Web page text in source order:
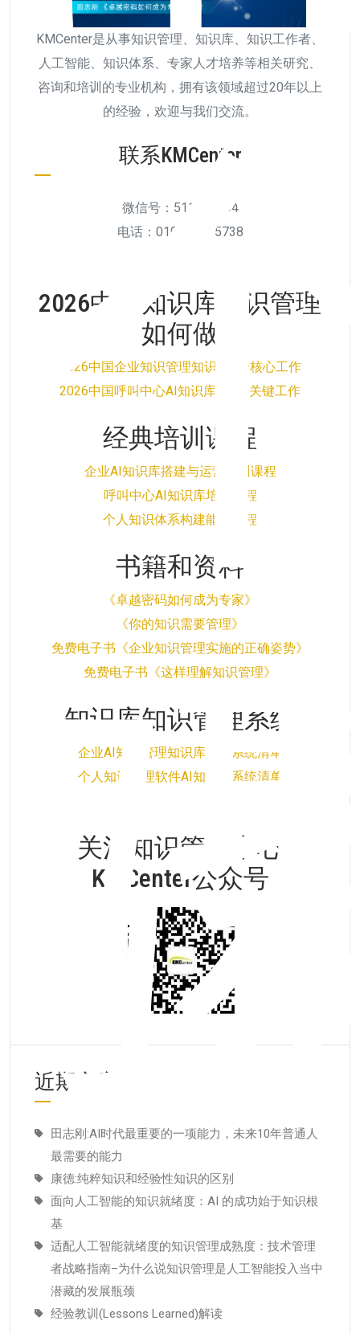
KMCenter是从事知识管理、知识库、知识工作者、
人工智能、知识体系、专家人才培养等相关研究、
咨询和培训的专业机构，拥有该领域超过20年以上
的经验，欢迎与我们交流。
联系KMCenter
微信号：511956894
电话：010-6292 5738
2026中国知识库知识管理
如何做
2026中国企业知识管理知识库5个核心工作
2026中国呼叫中心AI知识库的5个关键工作
经典培训课程
企业AI知识库搭建与运营培训课程
呼叫中心AI知识库培训课程
个人知识体系构建能力课程
书籍和资料
《卓越密码如何成为专家》
《你的知识需要管理》
免费电子书《企业知识管理实施的正确姿势》
免费电子书《这样理解知识管理》
知识库知识管理系统
企业AI知识管理知识库软件系统清单
个人知识管理软件AI知识库系统清单
关注知识管理中心
KMCenter公众号
近期文章
田志刚:AI时代最重要的一项能力，未来10年普通人
最需要的能力
康德:纯粹知识和经验性知识的区别
面向人工智能的知识就绪度：AI 的成功始于知识根
基
适配人工智能就绪度的知识管理成熟度：技术管理
者战略指南–为什么说知识管理是人工智能投入当中
潜藏的发展瓶颈
经验教训(Lessons Learned)解读